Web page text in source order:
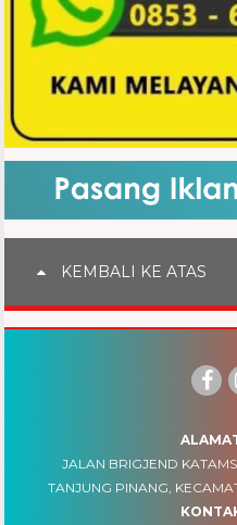
KEMBALI KE ATAS
JALAN BRIGJEND
TANJUNG PINANG,